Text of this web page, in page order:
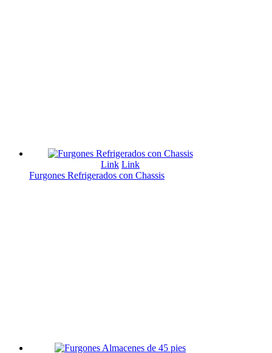
Link Link
Furgones Refrigerados con Chassis